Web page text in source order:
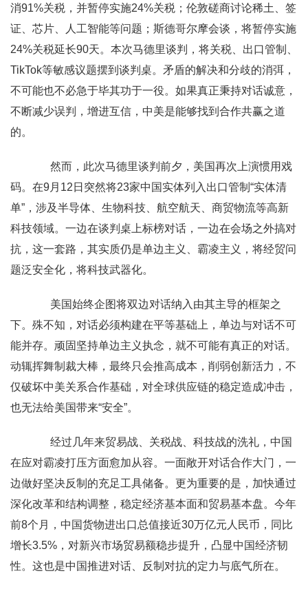
消91%关税，并暂停实施24%关税；伦敦磋商讨论稀土、签
证、芯片、人工智能等问题；斯德哥尔摩会谈，将暂停实施
24%关税延长90天。本次马德里谈判，将关税、出口管制、
TikTok等敏感议题摆到谈判桌。矛盾的解决和分歧的消弭，
不可能也不必急于毕其功于一役。如果真正秉持对话诚意，
不断减少误判，增进互信，中美是能够找到合作共赢之道
的。
然而，此次马德里谈判前夕，美国再次上演惯用戏
码。在9月12日突然将23家中国实体列入出口管制“实体清
单”，涉及半导体、生物科技、航空航天、商贸物流等高新
科技领域。一边在谈判桌上标榜对话，一边在会场之外搞对
抗，这一套路，其实质仍是单边主义、霸凌主义，将经贸问
题泛安全化，将科技武器化。
美国始终企图将双边对话纳入由其主导的框架之
下。殊不知，对话必须构建在平等基础上，单边与对话不可
能并存。顽固坚持单边主义执念，就不可能有真正的对话。
动辄挥舞制裁大棒，最终只会推高成本，削弱创新活力，不
仅破坏中美关系合作基础，对全球供应链的稳定造成冲击，
也无法给美国带来“安全”。
经过几年来贸易战、关税战、科技战的洗礼，中国
在应对霸凌打压方面愈加从容。一面敞开对话合作大门，一
边做好坚决反制的充足工具储备。更为重要的是，加快通过
深化改革和结构调整，稳定经济基本面和贸易基本盘。今年
前8个月，中国货物进出口总值接近30万亿元人民币，同比
增长3.5%，对新兴市场贸易额稳步提升，凸显中国经济韧
性。这也是中国推进对话、反制对抗的定力与底气所在。